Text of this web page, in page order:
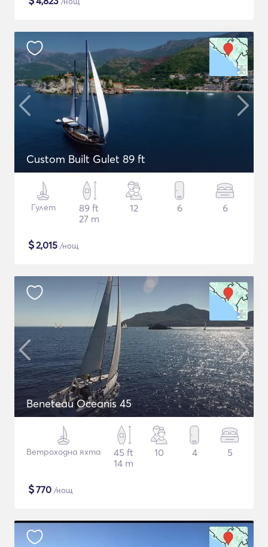
Custom Built Gulet 89 ft
Гулет
89 ft
27 m
12 6 6
$2,015 /нощ
Beneteau Oceanis 45
Ветроходна яхта
45 ft
14 m
10 4 5
$770 /нощ